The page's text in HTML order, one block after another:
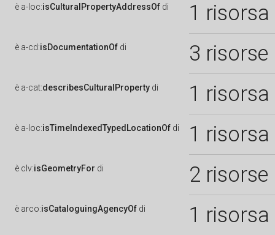
è a-loc:isCulturalPropertyAddressOf di 1 risorsa
è a-cd:isDocumentationOf di 3 risorse
è a-cat:describesCulturalProperty di 1 risorsa
è a-loc:isTimeIndexedTypedLocationOf di 1 risorsa
è clv:isGeometryFor di 2 risorse
è arco:isCataloguingAgencyOf di 1 risorsa